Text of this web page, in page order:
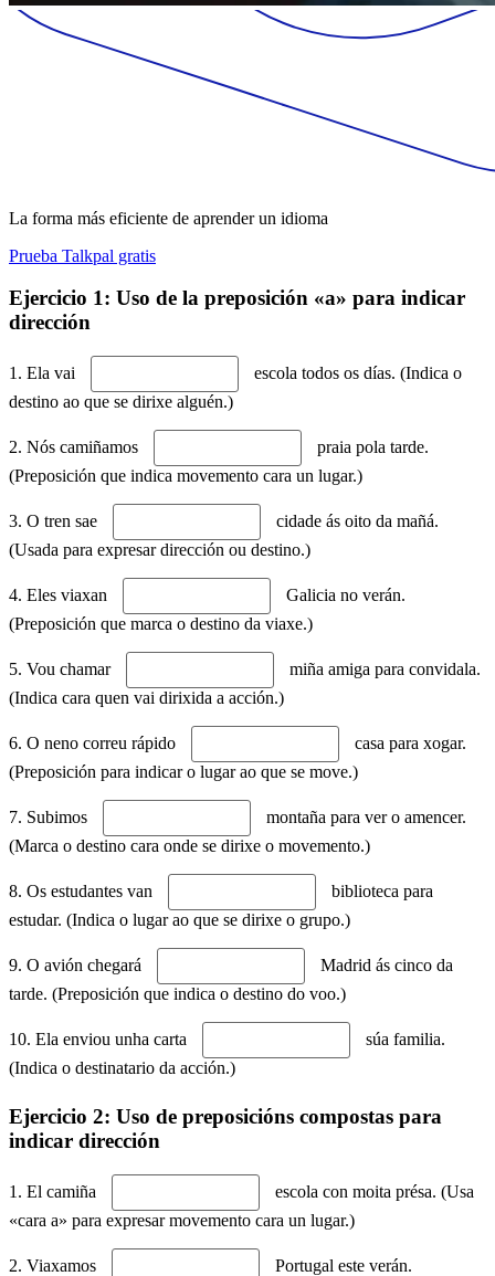
La forma más eficiente de aprender un idioma
Prueba Talkpal gratis
Ejercicio 1: Uso de la preposición «a» para indicar
dirección
1. Ela vai
escola todos os días. (Indica o
destino ao que se dirixe alguén.)
2. Nós camiñamos
praia pola tarde.
(Preposición que indica movemento cara un lugar.)
3. O tren sae
cidade ás oito da mañá.
(Usada para expresar dirección ou destino.)
4. Eles viaxan
Galicia no verán.
(Preposición que marca o destino da viaxe.)
5. Vou chamar
miña amiga para convidala.
(Indica cara quen vai dirixida a acción.)
6. O neno correu rápido
casa para xogar.
(Preposición para indicar o lugar ao que se move.)
7. Subimos
montaña para ver o amencer.
(Marca o destino cara onde se dirixe o movemento.)
8. Os estudantes van
biblioteca para
estudar. (Indica o lugar ao que se dirixe o grupo.)
9. O avión chegará
Madrid ás cinco da
tarde. (Preposición que indica o destino do voo.)
10. Ela enviou unha carta
súa familia.
(Indica o destinatario da acción.)
Ejercicio 2: Uso de preposicións compostas para
indicar dirección
1. El camiña
escola con moita présa. (Usa
«cara a» para expresar movemento cara un lugar.)
2. Viaxamos
Portugal este verán.